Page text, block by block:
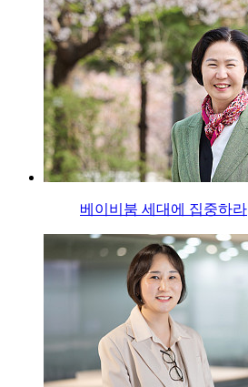
베이비붐 세대에 집중하라